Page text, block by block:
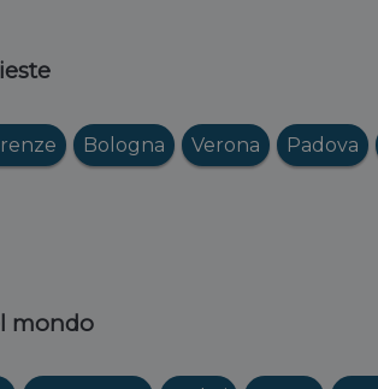
Bologna Verona Padova
mondo